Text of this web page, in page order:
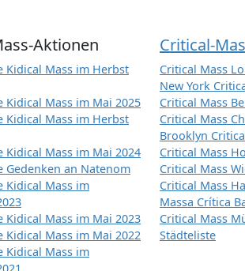
Aktionen
Kidical Mass im Herbst
Kidical Mass im Mai 2025
Kidical Mass im Herbst
Kidical Mass im Mai 2024
Gedenken an Natenom
Kidical Mass im
Kidical Mass im Mai 2023
Kidical Mass im Mai 2022
Kidical Mass im
Critical-
Critical Mass
New York
Critical Mass
Critical Mass
Brooklyn
Critical Mass
Critical Mass
Critical Mass
Massa Crítica
Critical Mass
Städteliste